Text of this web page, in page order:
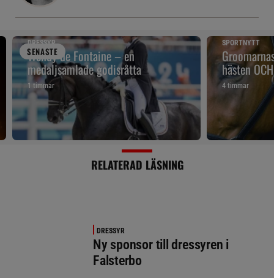
SENASTE
DRESSYR
Wendy de Fontaine – en
medaljsamlade godisråtta
1 timmar
SPORTNYTT
hästen
4 timmar
RELATERAD LÄSNING
DRESSYR
Ny sponsor till dressyren i
Falsterbo